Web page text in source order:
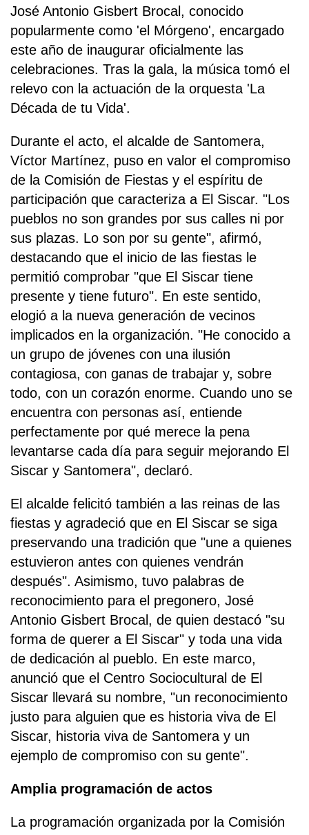
José Antonio Gisbert Brocal, conocido
popularmente como 'el Mórgeno', encargado
este año de inaugurar oficialmente las
celebraciones. Tras la gala, la música tomó el
relevo con la actuación de la orquesta 'La
Década de tu Vida'.
Durante el acto, el alcalde de Santomera,
Víctor Martínez, puso en valor el compromiso
de la Comisión de Fiestas y el espíritu de
participación que caracteriza a El Siscar. "Los
pueblos no son grandes por sus calles ni por
sus plazas. Lo son por su gente", afirmó,
destacando que el inicio de las fiestas le
permitió comprobar "que El Siscar tiene
presente y tiene futuro". En este sentido,
elogió a la nueva generación de vecinos
implicados en la organización. "He conocido a
un grupo de jóvenes con una ilusión
contagiosa, con ganas de trabajar y, sobre
todo, con un corazón enorme. Cuando uno se
encuentra con personas así, entiende
perfectamente por qué merece la pena
levantarse cada día para seguir mejorando El
Siscar y Santomera", declaró.
El alcalde felicitó también a las reinas de las
fiestas y agradeció que en El Siscar se siga
preservando una tradición que "une a quienes
estuvieron antes con quienes vendrán
después". Asimismo, tuvo palabras de
reconocimiento para el pregonero, José
Antonio Gisbert Brocal, de quien destacó "su
forma de querer a El Siscar" y toda una vida
de dedicación al pueblo. En este marco,
anunció que el Centro Sociocultural de El
Siscar llevará su nombre, "un reconocimiento
justo para alguien que es historia viva de El
Siscar, historia viva de Santomera y un
ejemplo de compromiso con su gente".
Amplia programación de actos
La programación organizada por la Comisión